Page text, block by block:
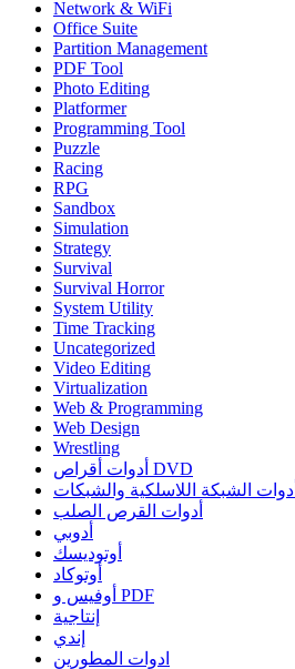
Network & WiFi
Office Suite
Partition Management
PDF Tool
Photo Editing
Platformer
Programming Tool
Puzzle
Racing
RPG
Sandbox
Simulation
Strategy
Survival
Survival Horror
System Utility
Time Tracking
Uncategorized
Video Editing
Virtualization
Web & Programming
Web Design
Wrestling
أدوات أقراص DVD
أدوات الشبكة اللاسلكية والشبكات
أدوات القرص الصلب
أدوبي
أوتوديسك
أوتوكاد
أوفيس و PDF
إنتاجية
إندي
ادوات المطورين